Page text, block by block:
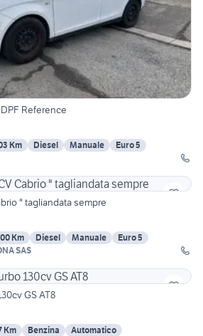
Reference
Km Diesel Manuale
Euro 5
" tagliandata sempre
Km Diesel Manuale
Euro 5
SAS
GS AT8
Km Benzina
Automatico